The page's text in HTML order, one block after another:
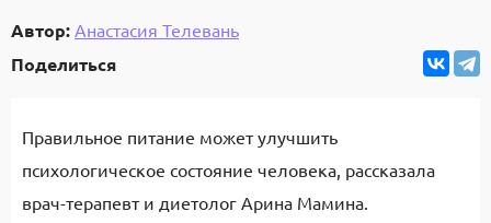
Автор: Анастасия Телевань
Поделиться
Правильное питание может улучшить
психологическое состояние человека, рассказала
врач-терапевт и диетолог Арина Мамина.